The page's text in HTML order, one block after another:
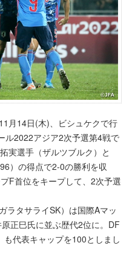
月14日(木)、ビシュケクで行
ル2022アジア2次予選第4戦で
実選手（ザルツブルク）と
）の得点で2-0の勝利を収
F首位をキープして、2次予選
ラタサライSK）は国際Aマッ
正巳氏に並ぶ歴代2位に。DF
代表キャップを100としまし